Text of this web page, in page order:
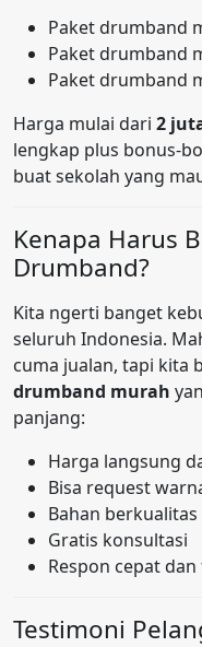
Paket drumband
Paket drumband
Paket drumband
Harga mulai dari 2
lengkap plus bonus-
buat sekolah yang
Kenapa Harus
Drumband?
Kita ngerti banget
seluruh Indonesia.
cuma jualan, tapi kita
drumband murah
panjang:
Harga langsung
Bisa request
Bahan
Gratis konsultasi
Respon cepat
Testimoni